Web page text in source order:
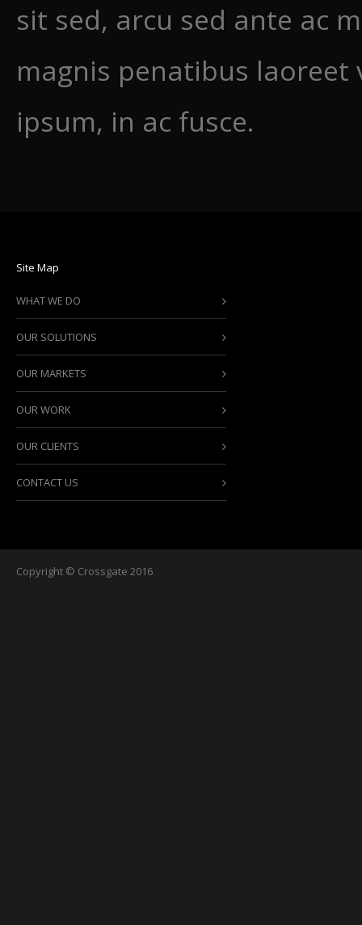
sit sed, arcu sed ante ac
magnis penatibus
ipsum, in ac fusce.
Site Map
WHAT WE DO
OUR SOLUTIONS
OUR MARKETS
OUR WORK
OUR CLIENTS
CONTACT US
Copyright © Crossgate 2016